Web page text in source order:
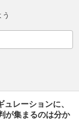
レーションに、
が集まるのは分か